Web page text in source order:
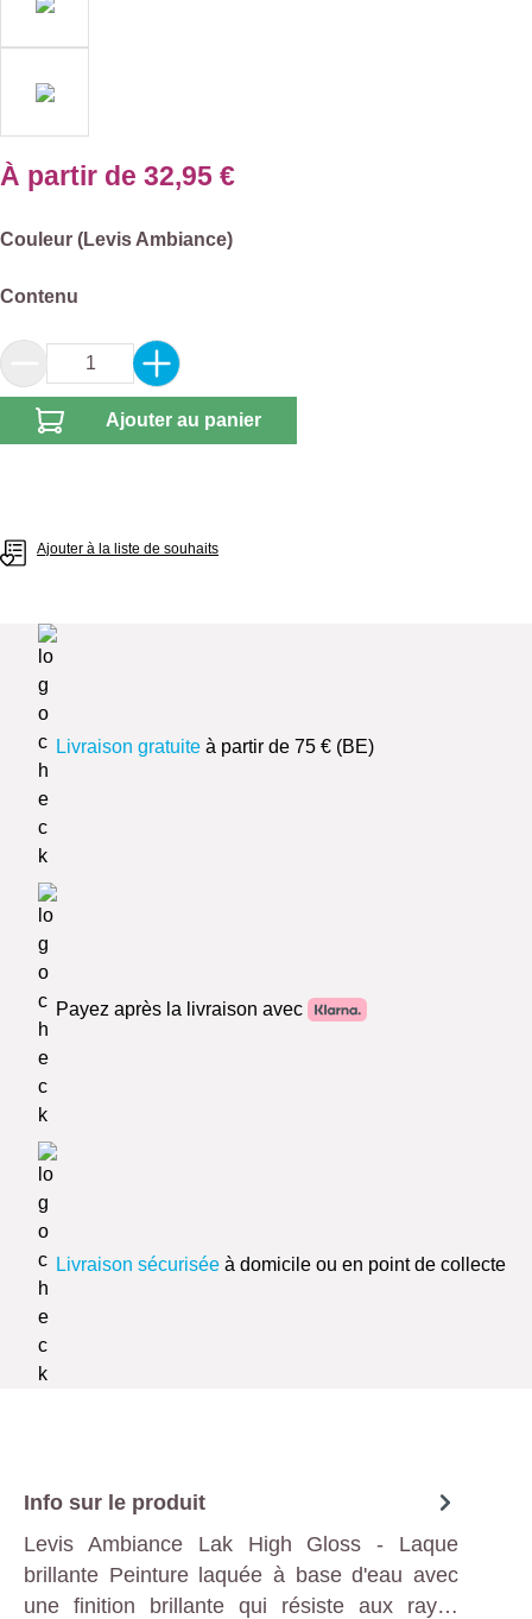
À partir de 32,95 €
Sélectionnez
Couleur (Levis Ambiance)
Sélectionnez
Contenu
Quantité de produit : Entrez la quantité
Ajouter au panier
Ajouter à la liste de souhaits
Livraison gratuite à partir de 75 € (BE)
Payez après la livraison avec
Livraison sécurisée à domicile ou en point de collecte
Info sur le produit
Levis Ambiance Lak High Gloss - Laque
brillante Peinture laquée à base d'eau avec
une finition brillante qui résiste aux ray…